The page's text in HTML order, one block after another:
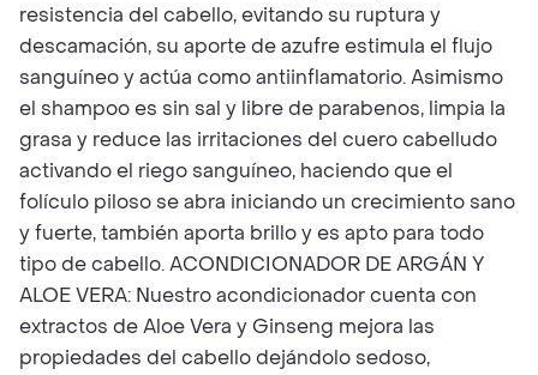
resistencia del cabello, evitando su ruptura y
descamación, su aporte de azufre estimula el flujo
sanguíneo y actúa como antiinflamatorio. Asimismo
el shampoo es sin sal y libre de parabenos, limpia la
grasa y reduce las irritaciones del cuero cabelludo
activando el riego sanguíneo, haciendo que el
folículo piloso se abra iniciando un crecimiento sano
y fuerte, también aporta brillo y es apto para todo
tipo de cabello. ACONDICIONADOR DE ARGÁN Y
ALOE VERA: Nuestro acondicionador cuenta con
extractos de Aloe Vera y Ginseng mejora las
propiedades del cabello dejándolo sedoso,